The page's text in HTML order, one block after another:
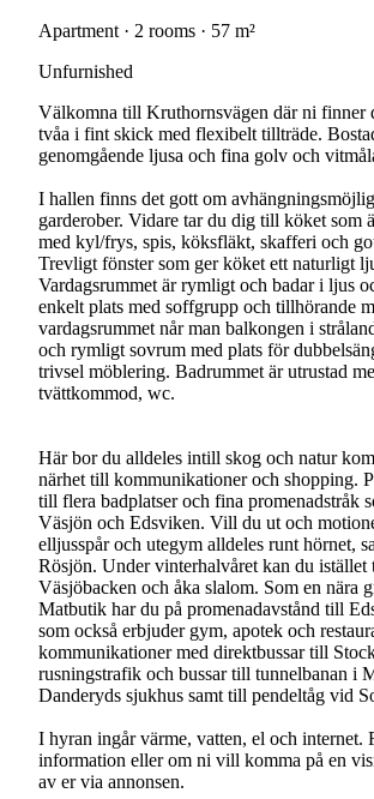
Apartment · 2 rooms · 57 m²
Unfurnished
Välkomna till Kruthornsvägen där ni finner
tvåa i fint skick med flexibelt tillträde.
genomgående ljusa och fina golv och
I hallen finns det gott om
garderober. Vidare tar du dig till köket som
med kyl/frys, spis, köksfläkt, skafferi och
Trevligt fönster som ger köket ett naturligt
Vardagsrummet är rymligt och badar i ljus
enkelt plats med soffgrupp och tillhörande
vardagsrummet når man balkongen i
och rymligt sovrum med plats för
trivsel möblering. Badrummet är utrustad
tvättkommod, wc.
Här bor du alldeles intill skog och natur
närhet till kommunikationer och shopping.
till flera badplatser och fina promenadstråk
Väsjön och Edsviken. Vill du ut och
elljusspår och utegym alldeles runt hörnet,
Rösjön. Under vinterhalvåret kan du istället
Väsjöbacken och åka slalom. Som en nära
Matbutik har du på promenadavstånd till
som också erbjuder gym, apotek och
kommunikationer med direktbussar till
rusningstrafik och bussar till tunnelbanan i
Danderyds sjukhus samt till pendeltåg vid
I hyran ingår värme, vatten, el och internet.
information eller om ni vill komma på en
av er via annonsen.